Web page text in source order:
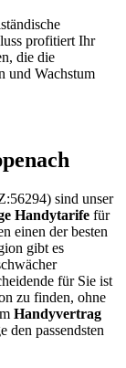
profitiert Ihr
die die
und Wachstum
sind unser
Handytarife für
einen der besten
gibt es
für Sie ist
zu finden, ohne
Handyvertrag
den passendsten